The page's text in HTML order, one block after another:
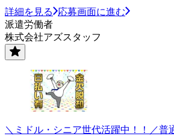
詳細を見る
応募画面に進む
派遣労働者
株式会社アズスタッフ
＼ミドル・シニア世代活躍中！！／普